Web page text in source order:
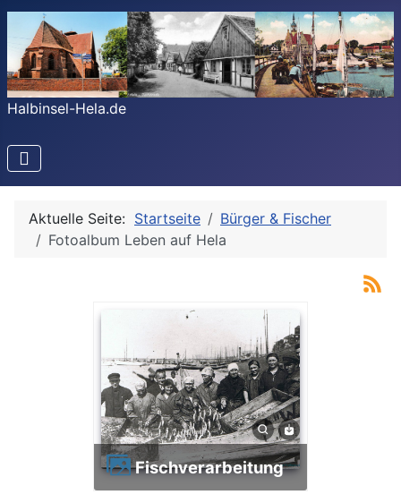
Halbinsel-Hela.de
Aktuelle Seite: Startseite
Bürger & Fischer
Fotoalbum Leben auf Hela
Fischverarbeitung